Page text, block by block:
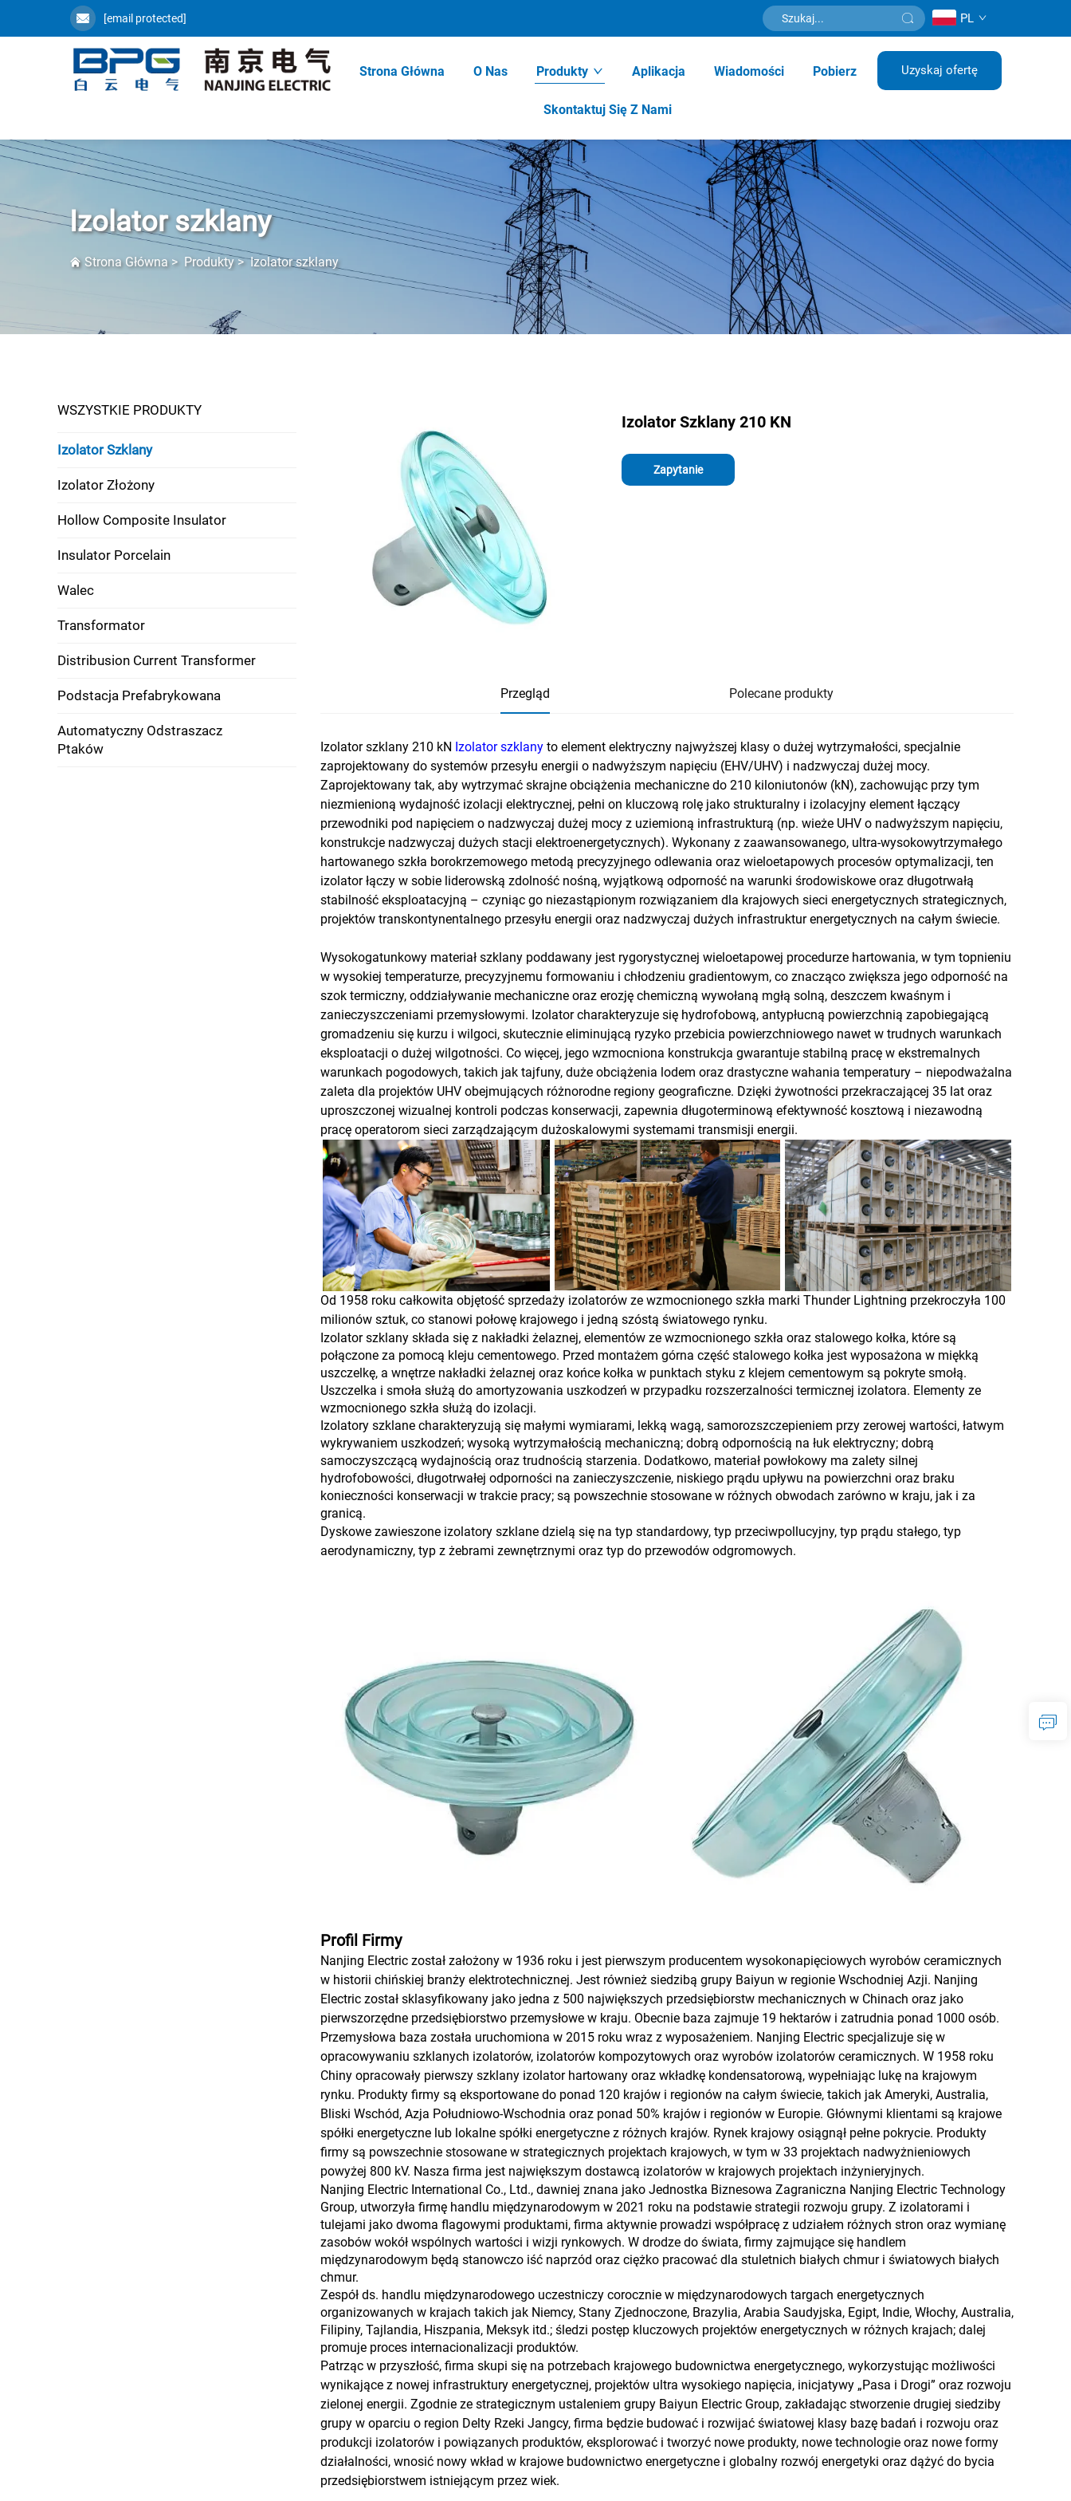
[email protected] PL
Strona Główna O Nas Produkty Aplikacja Wiadomości Pobierz
Skontaktuj Się Z Nami
Uzyskaj ofertę
Izolator szklany
Strona Główna> Produkty>Izolator szklany
WSZYSTKIE PRODUKTY
Izolator Szklany
Izolator Złożony
Hollow Composite Insulator
Insulator Porcelain
Walec
Transformator
Distribusion Current Transformer
Podstacja Prefabrykowana
Automatyczny Odstraszacz
Ptaków
Izolator Szklany 210 KN
Zapytanie
Przegląd Polecane produkty
Izolator szklany 210 kN Izolator szklany to element elektryczny najwyższej klasy o dużej wytrzymałości, specjalnie
zaprojektowany do systemów przesyłu energii o nadwyższym napięciu (EHV/UHV) i nadzwyczaj dużej mocy.
Zaprojektowany tak, aby wytrzymać skrajne obciążenia mechaniczne do 210 kiloniutonów (kN), zachowując przy tym
niezmienioną wydajność izolacji elektrycznej, pełni on kluczową rolę jako strukturalny i izolacyjny element łączący
przewodniki pod napięciem o nadzwyczaj dużej mocy z uziemioną infrastrukturą (np. wieże UHV o nadwyższym napięciu,
konstrukcje nadzwyczaj dużych stacji elektroenergetycznych). Wykonany z zaawansowanego, ultra-wysokowytrzymałego
hartowanego szkła borokrzemowego metodą precyzyjnego odlewania oraz wieloetapowych procesów optymalizacji, ten
izolator łączy w sobie liderowską zdolność nośną, wyjątkową odporność na warunki środowiskowe oraz długotrwałą
stabilność eksploatacyjną – czyniąc go niezastąpionym rozwiązaniem dla krajowych sieci energetycznych strategicznych,
projektów transkontynentalnego przesyłu energii oraz nadzwyczaj dużych infrastruktur energetycznych na całym świecie.
Wysokogatunkowy materiał szklany poddawany jest rygorystycznej wieloetapowej procedurze hartowania, w tym topnieniu
w wysokiej temperaturze, precyzyjnemu formowaniu i chłodzeniu gradientowym, co znacząco zwiększa jego odporność na
szok termiczny, oddziaływanie mechaniczne oraz erozję chemiczną wywołaną mgłą solną, deszczem kwaśnym i
zanieczyszczeniami przemysłowymi. Izolator charakteryzuje się hydrofobową, antypłucną powierzchnią zapobiegającą
gromadzeniu się kurzu i wilgoci, skutecznie eliminującą ryzyko przebicia powierzchniowego nawet w trudnych warunkach
eksploatacji o dużej wilgotności. Co więcej, jego wzmocniona konstrukcja gwarantuje stabilną pracę w ekstremalnych
warunkach pogodowych, takich jak tajfuny, duże obciążenia lodem oraz drastyczne wahania temperatury – niepodważalna
zaleta dla projektów UHV obejmujących różnorodne regiony geograficzne. Dzięki żywotności przekraczającej 35 lat oraz
uproszczonej wizualnej kontroli podczas konserwacji, zapewnia długoterminową efektywność kosztową i niezawodną
pracę operatorom sieci zarządzającym dużoskalowymi systemami transmisji energii.
Od 1958 roku całkowita objętość sprzedaży izolatorów ze wzmocnionego szkła marki Thunder Lightning przekroczyła 100
milionów sztuk, co stanowi połowę krajowego i jedną szóstą światowego rynku.
Izolator szklany składa się z nakładki żelaznej, elementów ze wzmocnionego szkła oraz stalowego kołka, które są
połączone za pomocą kleju cementowego. Przed montażem górna część stalowego kołka jest wyposażona w miękką
uszczelkę, a wnętrze nakładki żelaznej oraz końce kołka w punktach styku z klejem cementowym są pokryte smołą.
Uszczelka i smoła służą do amortyzowania uszkodzeń w przypadku rozszerzalności termicznej izolatora. Elementy ze
wzmocnionego szkła służą do izolacji.
Izolatory szklane charakteryzują się małymi wymiarami, lekką wagą, samorozszczepieniem przy zerowej wartości, łatwym
wykrywaniem uszkodzeń; wysoką wytrzymałością mechaniczną; dobrą odpornością na łuk elektryczny; dobrą
samoczyszczącą wydajnością oraz trudnością starzenia. Dodatkowo, materiał powłokowy ma zalety silnej
hydrofobowości, długotrwałej odporności na zanieczyszczenie, niskiego prądu upływu na powierzchni oraz braku
konieczności konserwacji w trakcie pracy; są powszechnie stosowane w różnych obwodach zarówno w kraju, jak i za
granicą.
Dyskowe zawieszone izolatory szklane dzielą się na typ standardowy, typ przeciwpollucyjny, typ prądu stałego, typ
aerodynamiczny, typ z żebrami zewnętrznymi oraz typ do przewodów odgromowych.
Profil Firmy
Nanjing Electric został założony w 1936 roku i jest pierwszym producentem wysokonapięciowych wyrobów ceramicznych
w historii chińskiej branży elektrotechnicznej. Jest również siedzibą grupy Baiyun w regionie Wschodniej Azji. Nanjing
Electric został sklasyfikowany jako jedna z 500 największych przedsiębiorstw mechanicznych w Chinach oraz jako
pierwszorzędne przedsiębiorstwo przemysłowe w kraju. Obecnie baza zajmuje 19 hektarów i zatrudnia ponad 1000 osób.
Przemysłowa baza została uruchomiona w 2015 roku wraz z wyposażeniem. Nanjing Electric specjalizuje się w
opracowywaniu szklanych izolatorów, izolatorów kompozytowych oraz wyrobów izolatorów ceramicznych. W 1958 roku
Chiny opracowały pierwszy szklany izolator hartowany oraz wkładkę kondensatorową, wypełniając lukę na krajowym
rynku. Produkty firmy są eksportowane do ponad 120 krajów i regionów na całym świecie, takich jak Ameryki, Australia,
Bliski Wschód, Azja Południowo-Wschodnia oraz ponad 50% krajów i regionów w Europie. Głównymi klientami są krajowe
spółki energetyczne lub lokalne spółki energetyczne z różnych krajów. Rynek krajowy osiągnął pełne pokrycie. Produkty
firmy są powszechnie stosowane w strategicznych projektach krajowych, w tym w 33 projektach nadwyżnieniowych
powyżej 800 kV. Nasza firma jest największym dostawcą izolatorów w krajowych projektach inżynieryjnych.
Nanjing Electric International Co., Ltd., dawniej znana jako Jednostka Biznesowa Zagraniczna Nanjing Electric Technology
Group, utworzyła firmę handlu międzynarodowym w 2021 roku na podstawie strategii rozwoju grupy. Z izolatorami i
tulejami jako dwoma flagowymi produktami, firma aktywnie prowadzi współpracę z udziałem różnych stron oraz wymianę
zasobów wokół wspólnych wartości i wizji rynkowych. W drodze do świata, firmy zajmujące się handlem
międzynarodowym będą stanowczo iść naprzód oraz ciężko pracować dla stuletnich białych chmur i światowych białych
chmur.
Zespół ds. handlu międzynarodowego uczestniczy corocznie w międzynarodowych targach energetycznych
organizowanych w krajach takich jak Niemcy, Stany Zjednoczone, Brazylia, Arabia Saudyjska, Egipt, Indie, Włochy, Australia,
Filipiny, Tajlandia, Hiszpania, Meksyk itd.; śledzi postęp kluczowych projektów energetycznych w różnych krajach; dalej
promuje proces internacionalizacji produktów.
Patrząc w przyszłość, firma skupi się na potrzebach krajowego budownictwa energetycznego, wykorzystując możliwości
wynikające z nowej infrastruktury energetycznej, projektów ultra wysokiego napięcia, inicjatywy „Pasa i Drogi” oraz rozwoju
zielonej energii. Zgodnie ze strategicznym ustaleniem grupy Baiyun Electric Group, zakładając stworzenie drugiej siedziby
grupy w oparciu o region Delty Rzeki Jangcy, firma będzie budować i rozwijać światowej klasy bazę badań i rozwoju oraz
produkcji izolatorów i powiązanych produktów, eksplorować i tworzyć nowe produkty, nowe technologie oraz nowe formy
działalności, wnosić nowy wkład w krajowe budownictwo energetyczne i globalny rozwój energetyki oraz dążyć do bycia
przedsiębiorstwem istniejącym przez wiek.